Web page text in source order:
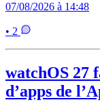
07/08/2026 à 14:48
• 2
watchOS 27
d’apps de